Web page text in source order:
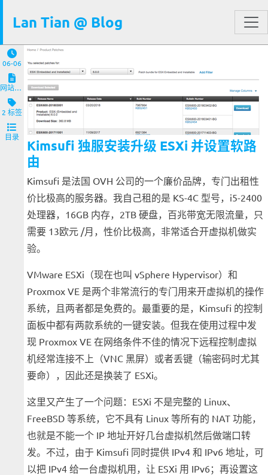
Lan Tian @ Blog
06-06
网站与服务端
2 标签
目录
Kimsufi 独服安装升级 ESXi 并设置软路
由
Kimsufi 是法国 OVH 公司的一个廉价品牌，专门出租性
价比极高的服务器。我自己租的是 KS-4C 型号，i5-2400
处理器，16GB 内存，2TB 硬盘，百兆带宽无限流量，只
需要 13欧元 /月，性价比极高，非常适合开虚拟机做实
验。
VMware ESXi（现在也叫 vSphere Hypervisor）和
Proxmox VE 是两个非常流行的专门用来开虚拟机的操作
系统，且两者都是免费的。最重要的是，Kimsufi 的控制
面板中都有两款系统的一键安装。但我在使用过程中发
现 Proxmox VE 在网络条件不佳的情况下远程控制虚拟
机经常连接不上（VNC 黑屏）或者丢键（输密码时尤其
要命），因此还是换装了 ESXi。
这里又产生了一个问题：ESXi 不是完整的 Linux、
FreeBSD 等系统，它不具有 Linux 等所有的 NAT 功能，
也就是不能一个 IP 地址开好几台虚拟机然后做端口转
发。不过，由于 Kimsufi 同时提供 IPv4 和 IPv6 地址，可
以把 IPv4 给一台虚拟机用，让 ESXi 用 IPv6；再设置这